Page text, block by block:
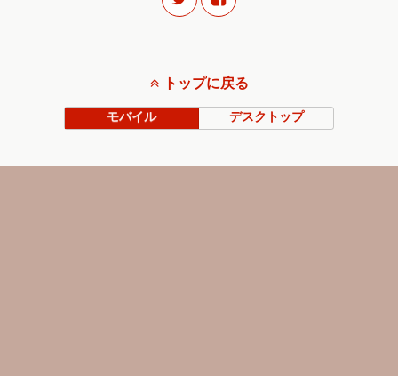
トップに戻る
モバイル デスクトップ